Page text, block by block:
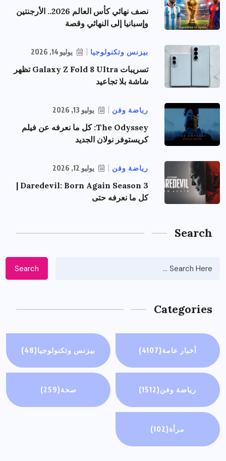
نصف نهائي كأس العالم 2026.. الأرجنتين
وإسبانيا إلى النهائي وقصة
بيزنس وتكنولوجيا يوليو 14, 2026
تسريبات Galaxy Z Fold 8 Ultra تظهر
شاشة بلا تجاعيد
رياضة وفن يوليو 13, 2026
The Odyssey: كل ما نعرفه عن فيلم
كريستوفر نولان الجديد
رياضة وفن يوليو 12, 2026
Daredevil: Born Again Season 3 |
كل ما نعرفه حتى
Search
Search
Categories
أخبار عامة(4107) بيزنس وتكنولوجيا(48)
رياضة وفن(1512) صحة(259)
مرأة(102)